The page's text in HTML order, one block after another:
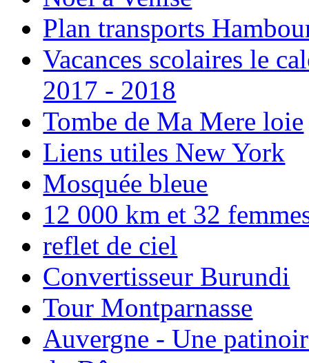
Plan transports
Vacances scolaires le
2017 - 2018
Tombe de Ma Mere loie
Liens utiles New York
Mosquée bleue
12 000 km et 32
reflet de ciel
Convertisseur Burundi
Tour Montparnasse
Auvergne - Une